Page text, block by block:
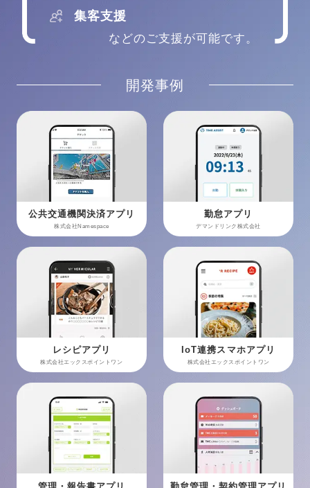
集客支援
などのご支援が可能です。
開発事例
公共交通機関決済アプリ
株式会社Namespace
勤怠アプリ
デマンドリンク株式会社
レシピアプリ
株式会社エックスポイントワン
IoT連携スマホアプリ
株式会社エックスポイントワン